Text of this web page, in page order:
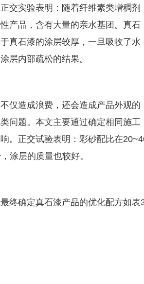
交实验表明：随着纤维素类增稠剂
产品，含有大量的亲水基团。真石
真石漆的涂层较厚，一旦吸收了水
层内部疏松的结果。
仅造成浪费，还会造成产品外观的
问题。本文主要通过确定相同施工
。正交试验表明：彩砂配比在
涂层的质量也较好。
终确定真石漆产品的优化配方如表